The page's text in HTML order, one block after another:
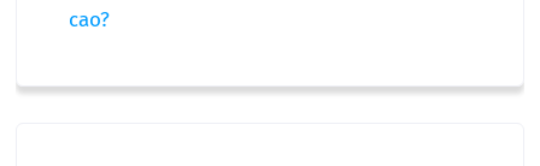
cao?